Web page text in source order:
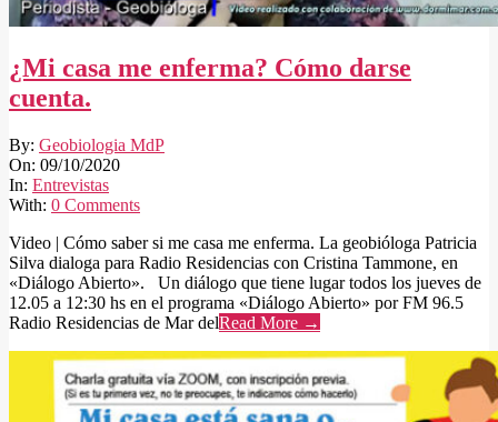
¿Mi casa me enferma? Cómo darse
cuenta.
2020-
10-
09
By: Geobiologia MdP
On: 09/10/2020
In: Entrevistas
With: 0 Comments
Video | Cómo saber si me casa me enferma. La geobióloga Patricia
Silva dialoga para Radio Residencias con Cristina Tammone, en
«Diálogo Abierto». Un diálogo que tiene lugar todos los jueves de
12.05 a 12:30 hs en el programa «Diálogo Abierto» por FM 96.5
Radio Residencias de Mar delRead More →